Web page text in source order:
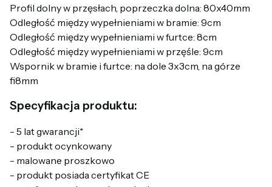
Profil dolny w przęsłach, poprzeczka dolna: 80x40mm
Odległość między wypełnieniami w bramie: 9cm
Odległość między wypełnieniami w furtce: 8cm
Odległość między wypełnieniami w przęśle: 9cm
Wspornik w bramie i furtce: na dole 3x3cm, na górze
fi8mm
Specyfikacja produktu:
- 5 lat gwarancji*
- produkt ocynkowany
- malowane proszkowo
- produkt posiada certyfikat CE